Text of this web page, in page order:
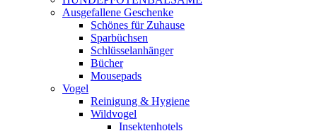
Ausgefallene Geschenke
Schönes für Zuhause
Sparbüchsen
Schlüsselanhänger
Bücher
Mousepads
Vogel
Reinigung & Hygiene
Wildvogel
Insektenhotels